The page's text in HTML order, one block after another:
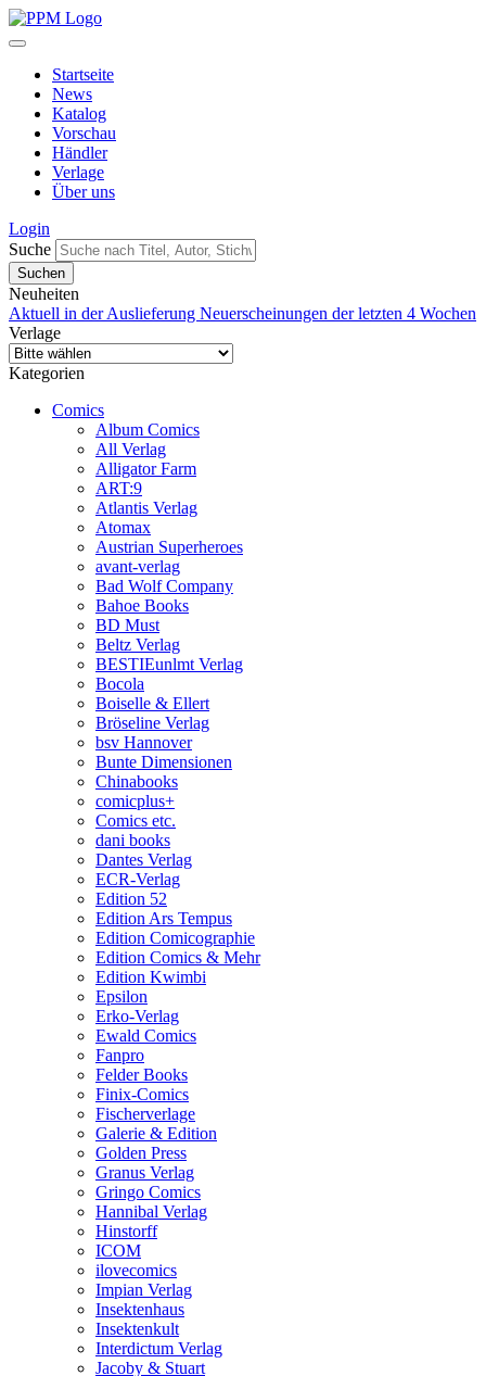
Startseite
News
Katalog
Vorschau
Händler
Verlage
Über uns
Login
Suche
Neuheiten
Aktuell in der Auslieferung Neuerscheinungen der letzten 4 Wochen
Verlage
Kategorien
Comics
Album Comics
All Verlag
Alligator Farm
ART:9
Atlantis Verlag
Atomax
Austrian Superheroes
avant-verlag
Bad Wolf Company
Bahoe Books
BD Must
Beltz Verlag
BESTIEunlmt Verlag
Bocola
Boiselle & Ellert
Bröseline Verlag
bsv Hannover
Bunte Dimensionen
Chinabooks
comicplus+
Comics etc.
dani books
Dantes Verlag
ECR-Verlag
Edition 52
Edition Ars Tempus
Edition Comicographie
Edition Comics & Mehr
Edition Kwimbi
Epsilon
Erko-Verlag
Ewald Comics
Fanpro
Felder Books
Finix-Comics
Fischerverlage
Galerie & Edition
Golden Press
Granus Verlag
Gringo Comics
Hannibal Verlag
Hinstorff
ICOM
ilovecomics
Impian Verlag
Insektenhaus
Insektenkult
Interdictum Verlag
Jacoby & Stuart